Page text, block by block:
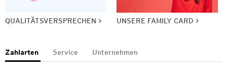
QUALITÄTSVERSPRECHEN UNSERE FAMILY CARD
Zahlarten Service Unternehmen